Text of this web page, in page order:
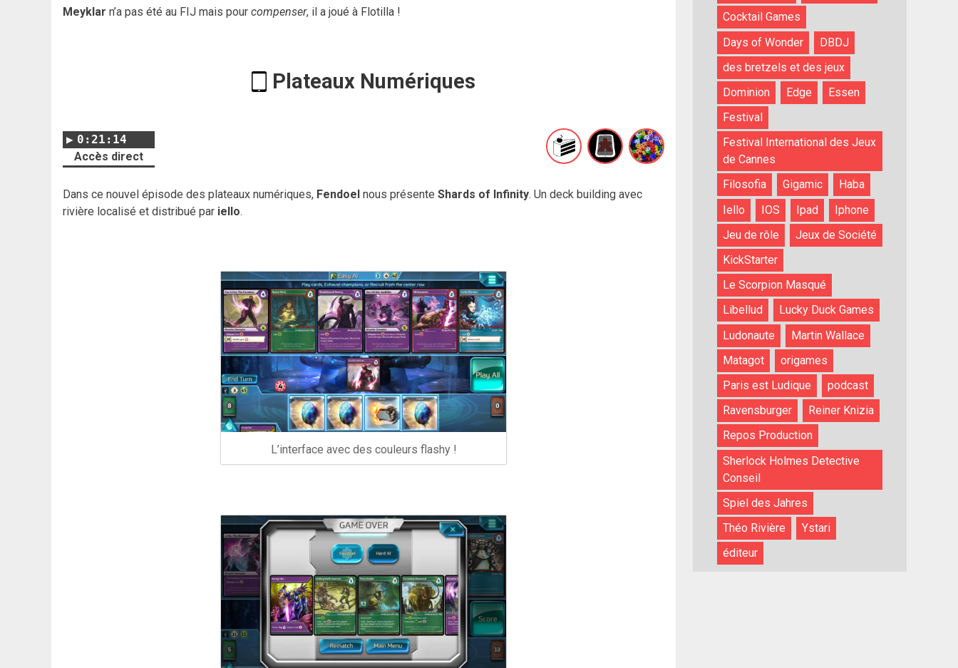
Meyklar n’a pas été au FIJ mais pour compenser, il a joué à Flotilla !
Plateaux Numériques
0:21:14
Accès direct
Dans ce nouvel épisode des plateaux numériques, Fendoel nous présente Shards of Infinity. Un deck building avec
rivière localisé et distribué par iello.
L’interface avec des couleurs flashy !
Cocktail Games
Days of Wonder
DBDJ
des bretzels et des jeux
Dominion
Edge
Essen
Festival
Festival International des Jeux
de Cannes
Filosofia
Gigamic
Haba
Iello
IOS Ipad
Iphone
Jeu de rôle
Jeux de Société
KickStarter
Le Scorpion Masqué
Libellud
Lucky Duck Games
Ludonaute
Martin Wallace
Matagot
origames
Paris est Ludique
podcast
Ravensburger
Reiner Knizia
Repos Production
Sherlock Holmes Detective
Conseil
Spiel des Jahres
Théo Rivière
Ystari
éditeur